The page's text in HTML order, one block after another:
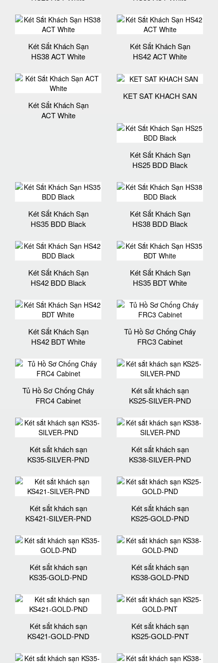
Két Sắt Khách Sạn
HS38 ACT White
Két Sắt Khách Sạn
HS42 ACT White
Két Sắt Khách Sạn
ACT White
KET SAT KHACH SAN
Két Sắt Khách Sạn
HS25 BDD Black
Két Sắt Khách Sạn
HS35 BDD Black
Két Sắt Khách Sạn
HS38 BDD Black
Két Sắt Khách Sạn
HS42 BDD Black
Két Sắt Khách Sạn
HS35 BDT White
Két Sắt Khách Sạn
HS42 BDT White
Tủ Hồ Sơ Chống Cháy
FRC3 Cabinet
Tủ Hồ Sơ Chống Cháy
FRC4 Cabinet
Két sắt khách sạn
KS25-SILVER-PND
Két sắt khách sạn
KS35-SILVER-PND
Két sắt khách sạn
KS38-SILVER-PND
Két sắt khách sạn
KS421-SILVER-PND
Két sắt khách sạn
KS25-GOLD-PND
Két sắt khách sạn
KS35-GOLD-PND
Két sắt khách sạn
KS38-GOLD-PND
Két sắt khách sạn
KS421-GOLD-PND
Két sắt khách sạn
KS25-GOLD-PNT